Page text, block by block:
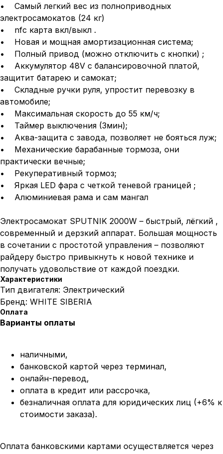
• Самый легкий вес из полноприводных
электросамокатов (24 кг)
• nfc карта вкл/выкл .
• Новая и мощная амортизационная система;
• Полный привод (можно отключить с кнопки) ;
• Аккумулятор 48V с балансировочной платой,
защитит батарею и самокат;
• Складные ручки руля, упростит перевозку в
автомобиле;
• Максимальная скорость до 55 км/ч;
• Таймер выключения (3мин);
• Аква-защита с завода, позволяет не бояться луж;
• Механические барабанные тормоза, они
практически вечные;
• Рекуперативный тормоз;
• Яркая LED фара с четкой теневой границей ;
• Алюминиевая рама и сам мангал
Электросамокат SPUTNIK 2000W – быстрый, лёгкий ,
современный и дерзкий аппарат. Большая мощность
в сочетании с простотой управления – позволяют
райдеру быстро привыкнуть к новой технике и
получать удовольствие от каждой поездки.
Характеристики
Тип двигателя: Электрический
Бренд: WHITE SIBERIA
Оплата
Варианты оплаты
наличными,
банковской картой через терминал,
онлайн-перевод,
оплата в кредит или рассрочка,
безналичная оплата для юридических лиц (+6% к
стоимости заказа).
Оплата банковскими картами осуществляется через